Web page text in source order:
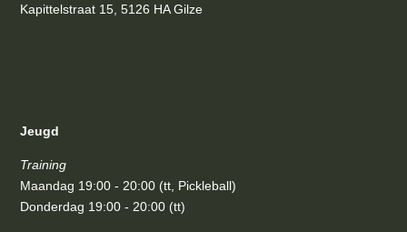
Kapittelstraat 15, 5126 HA Gilze
Jeugd
Training
Maandag 19:00 - 20:00 (tt, Pickleball)
Donderdag 19:00 - 20:00 (tt)